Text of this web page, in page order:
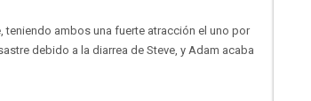
ambos una fuerte atracción el uno por
debido a la diarrea de Steve, y Adam acaba